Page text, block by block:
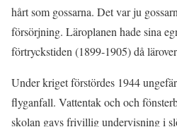
hårt som gossarna. Det var ju
försörjning. Läroplanen hade sina
förtryckstiden (1899-1905) då
Under kriget förstördes 1944
flyganfall. Vattentak och och
skolan gavs frivillig undervisning i